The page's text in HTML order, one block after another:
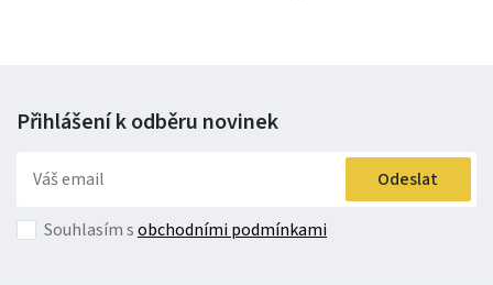
Přihlášení k odběru novinek
Odeslat
Souhlasím sobchodními podmínkami